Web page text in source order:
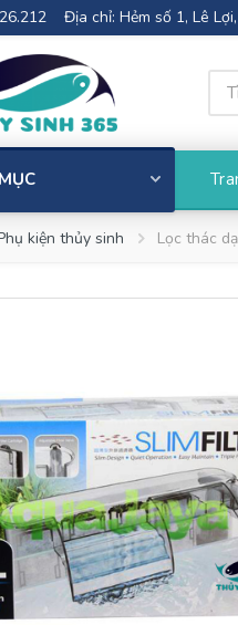
Địa chỉ: Hẻm số 1, Lê
sinh
Tép
kiện thủy sinh Lọc thác